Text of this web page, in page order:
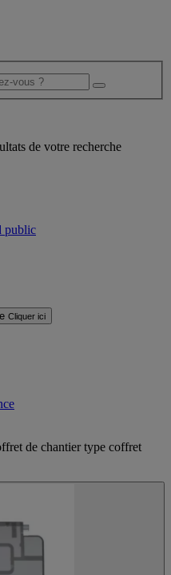
de votre recherche
public
Cliquer ici
de chantier type coffret